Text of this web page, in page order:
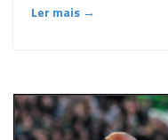
Ler mais →